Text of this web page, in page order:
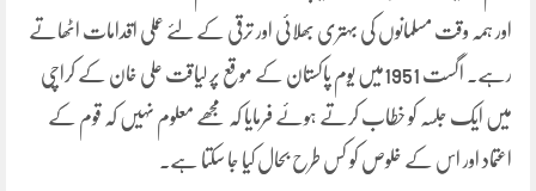
اور ہمہ وقت مسلمانوں کی بہتری بھلائی اور ترقی کے لئے عملی اقدامات اٹھاتے
رہے۔ اگست 1951میں یوم پاکستان کے موقع پر لیاقت علی خان کے کراچی
میں ایک جلسہ کو خطاب کرتے ہوئے فرمایا کہ مجھے معلوم نہیں کہ قوم کے
اعتماد اور اس کے خلوص کو کس طرح بحال کیا جا سکتا ہے۔